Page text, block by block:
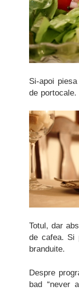
Si-apoi
de
Totul, dar
de cafea. Si
branduite.
Despre
bad “never